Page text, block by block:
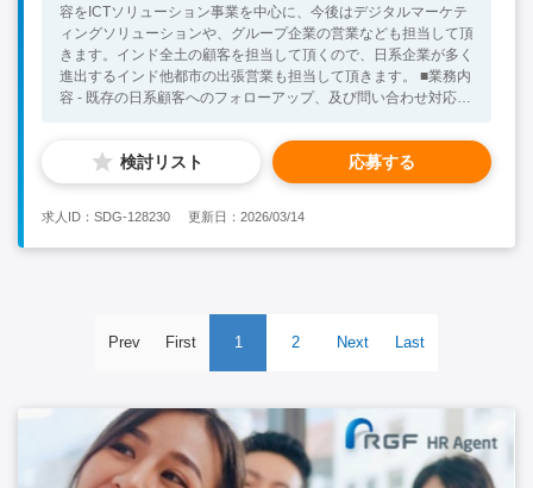
容をICTソリューション事業を中心に、今後はデジタルマーケテ
ィングソリューションや、グループ企業の営業なども担当して頂
きます。インド全土の顧客を担当して頂くので、日系企業が多く
進出するインド他都市の出張営業も担当して頂きます。 ■業務内
容 - 既存の日系顧客へのフォローアップ、及び問い合わせ対応、
内のインド人エンジニアやデジタルマーケティング担当者と相談
の上、各種ソリューションの提供。（ICTソリューション、デジ
タルマーケティング等） ‐ 顧客へ提供するサービスの進捗/品質
タを活用して新規・既存顧客へソリューション提供。（顧客が何
のデータを持っていて、それを生かしてどういう場所にどのよう
的に自ら考え業務に取り組める方 ・社内コミュニケーションを
とれるレベルの英語力をお持ちの方 ・複数の商材、サービスを
当して頂く事もございます） ・インドにて中期的に勤務する意
たはデジタルマーケティング分野での業務経験 ・インドや海外
での就業経験者
検討リスト 応募する
求人ID：SDG-128230 更新日：2026/03/14
Prev First 1 2 Next Last